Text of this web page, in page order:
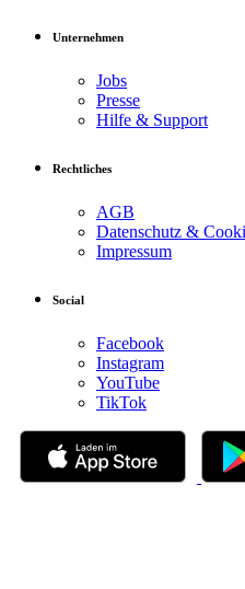
Unternehmen
Jobs
Presse
Hilfe & Support
Rechtliches
AGB
Datenschutz &
Impressum
Social
Facebook
Instagram
YouTube
TikTok